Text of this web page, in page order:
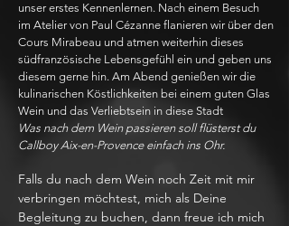
unser erstes Kennenlernen. Nach einem Besuch
im Atelier von Paul Cézanne flanieren wir über den
Cours Mirabeau und atmen weiterhin dieses
südfranzösische Lebensgefühl ein und geben uns
diesem gerne hin. Am Abend genießen wir die
kulinarischen Köstlichkeiten bei einem guten Glas
Wein und das Verliebtsein in diese Stadt
Was nach dem Wein passieren soll flüsterst du
Callboy Aix-en-Provence einfach ins Ohr.
Falls du nach dem Wein noch Zeit mit mir
verbringen möchtest, mich als Deine
Begleitung zu buchen, dann freue ich mich